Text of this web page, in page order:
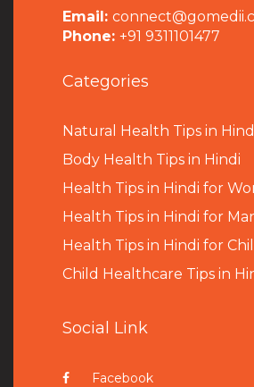
Email:
Phone: +91 9311101477
Categories
Natural Health Tips in
Body Health Tips in Hindi
Health Tips in Hindi for
Health Tips in Hindi for
Health Tips in Hindi for
Child Healthcare Tips in
Social Link
Facebook